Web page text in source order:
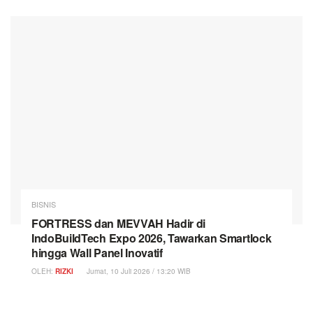
BISNIS
FORTRESS dan MEVVAH Hadir di
IndoBuildTech Expo 2026, Tawarkan Smartlock
hingga Wall Panel Inovatif
OLEH: RIZKI Jumat, 10 Juli 2026 / 13:20 WIB